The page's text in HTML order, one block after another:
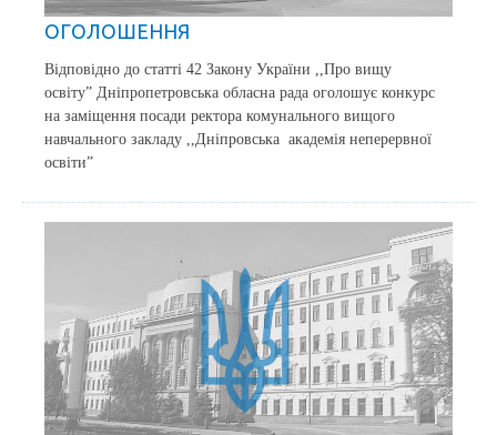
ОГОЛОШЕННЯ
Відповідно до статті 42 Закону України ,,Про вищу
освіту” Дніпропетровська обласна рада оголошує конкурс
на заміщення посади ректора комунального вищого
навчального закладу ,,Дніпровська академія неперервної
освіти”